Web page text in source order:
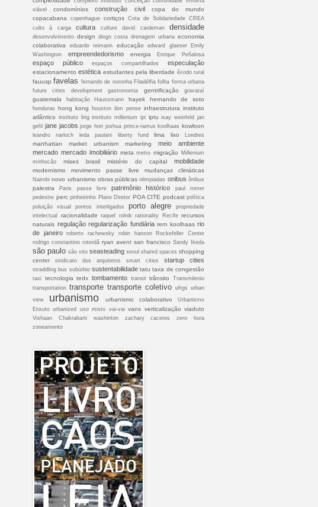
viável
condomínios construção civil
copa do mundo
copacabana
copenhague cortiços Cota de Solidariedade CREA
culto à carga
cultura culture david cardeman densidade
desenvolvimento design diogo costa drenagem urbana economia
colaborativa
eduardo reimann educação edward glaeser
Emily
Washington
empreendedorismo energia Enrique Peñalosa
espaço público espaços compartilhados especulação
estacionamento estética estudantes pela liberdade êxodo rural
fauusp favelas fernando de noronha Filadélfia folha forma urbana
future cities development
gastronomia gentrificação gravataí
guatemala habitação Haussmann hayek hernando de soto
honduras hong kong houston ibm pense infraestrutura instituto
atlântico instituto ling instituto millenium ipi iptu isay weinfeld
jan
gehl jane jacobs jorge hori joshua prince-ramus koolhaas kowloon
leandro narloch leda paulani liberty fund lima lixo Londres
manhattan market urbanism marketing
meio ambiente
mercado mercado imobiliário meta metro migração
Millenium
minhocão
mises brasil mistério do capital mobilidade
modernismo movimento passe livre mudanças climáticas
Nairobi novo urbanismo obras públicas olimpiadas onibus ônibus
palestra Paris passe livre patrimônio histórico
paul romer
pedestre perc pinheirinho Plano Diretor POA CITE podcast política
poluição visual
pontos interligados porto alegre
propriedade
intelectual
racionalidade raquel rolnik rationality Recife recursos
naturais regulação regularização fundiária rem koolhaas rio
de janeiro
roberto rachewsky robin hanson
Rockefeller Center
rodrigo constantino roterdã ryan avent san francisco Sandy Ikeda
são paulo são vito seasteading seoul shared spaces shopping
center
sindicato dos arquitetos smart cities startup cities
straddling bus subúrbio sustentabilidade tatu taxa de congestão
taxi tecnologia tedx tombamento transit trânsito
Transmilenio
transportation transporte transporte coletivo ufrgs urban
view
urbanismo urbanismo colaborativo
Urbanismo
Enxuto urbanized uso misto vai-vai vans verticalização viaduto
Vishaan Chakrabarti washinton zachary caceres
zero hora
zoneamento